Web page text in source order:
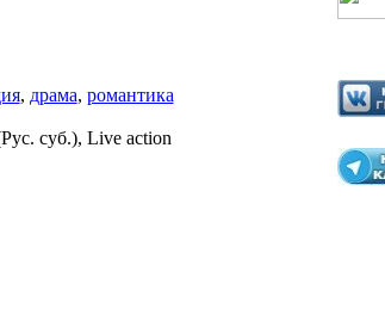
, драма, романтика
суб.), Live action